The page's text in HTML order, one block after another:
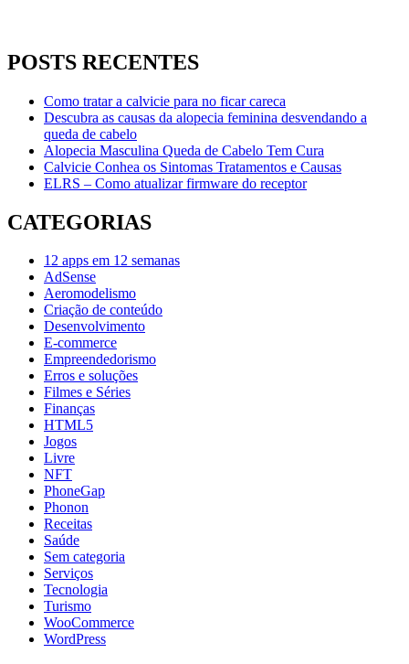
POSTS RECENTES
Como tratar a calvicie para no ficar careca
Descubra as causas da alopecia feminina desvendando a
queda de cabelo
Alopecia Masculina Queda de Cabelo Tem Cura
Calvicie Conhea os Sintomas Tratamentos e Causas
ELRS – Como atualizar firmware do receptor
CATEGORIAS
12 apps em 12 semanas
AdSense
Aeromodelismo
Criação de conteúdo
Desenvolvimento
E-commerce
Empreendedorismo
Erros e soluções
Filmes e Séries
Finanças
HTML5
Jogos
Livre
NFT
PhoneGap
Phonon
Receitas
Saúde
Sem categoria
Serviços
Tecnologia
Turismo
WooCommerce
WordPress